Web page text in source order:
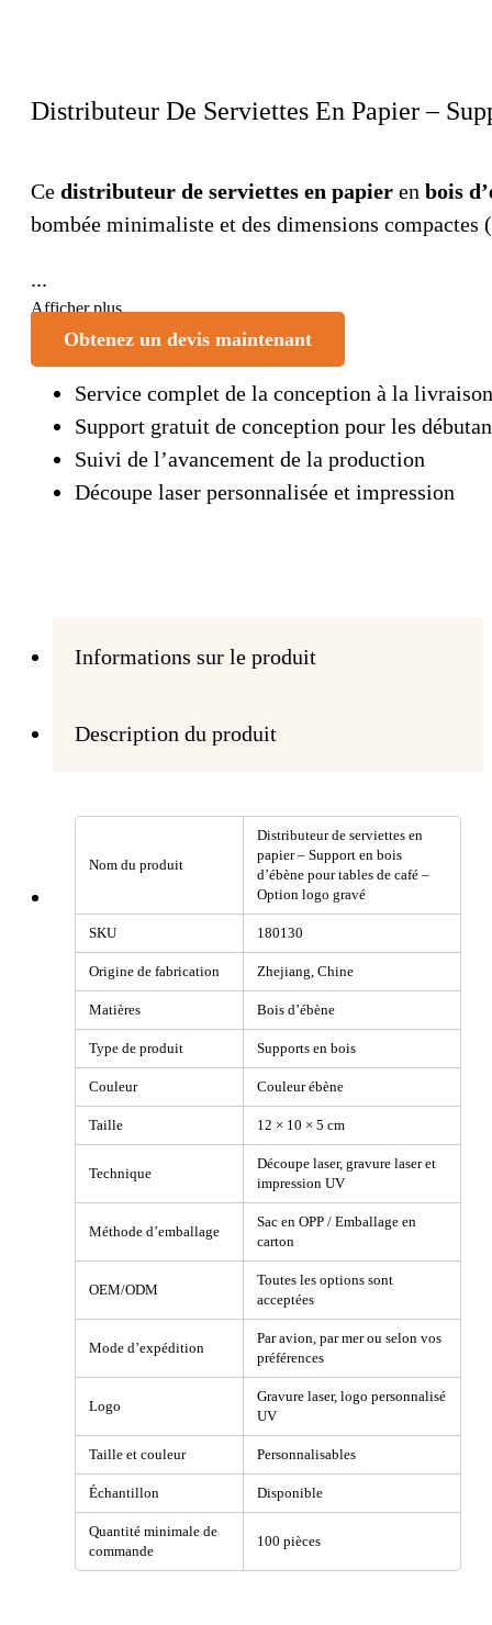
Distributeur De Serviettes En Papier –
Ce distributeur de serviettes en papier en bois
bombée minimaliste et des dimensions compactes (
...
Afficher plus
Obtenez un devis maintenant
Service complet de la conception à la livraison
Support gratuit de conception pour les
Suivi de l’avancement de la production
Découpe laser personnalisée et impression
Informations sur le produit
Description du produit
Nom du produit
Distributeur de serviettes en
papier – Support en bois
d’ébène pour tables de café –
Option logo gravé
SKU 180130
Origine de fabrication Zhejiang, Chine
Matières Bois d’ébène
Type de produit Supports en bois
Couleur Couleur ébène
Taille 12 × 10 × 5 cm
Technique
Découpe laser, gravure laser et
impression UV
Méthode d’emballage
Sac en OPP / Emballage en
carton
OEM/ODM
Toutes les options sont
acceptées
Mode d’expédition
Par avion, par mer ou selon vos
préférences
Logo
Gravure laser, logo personnalisé
UV
Taille et couleur Personnalisables
Échantillon Disponible
Quantité minimale de
commande
100 pièces